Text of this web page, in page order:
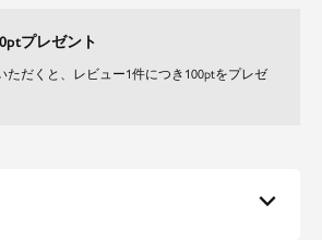
わずに美しいシルエットを叶えるツイル素材を。
レガントな落ち感が魅力です。
で着心地が良く、長時間でもストレスフリーで着
プレゼント
ただくと、レビュー1件につき100ptをプレゼ